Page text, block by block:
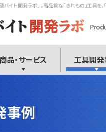
イト 開発ラボ」 。高品質な「きれもの」工具を、
商品・サービス 工具開発
事例